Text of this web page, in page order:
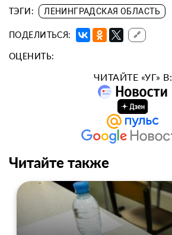
ТЭГИ: ЛЕНИНГРАДСКАЯ ОБЛАСТЬ
ПОДЕЛИТЬСЯ: 🔗
ОЦЕНИТЬ:
ЧИТАЙТЕ «УГ» В:
Читайте также